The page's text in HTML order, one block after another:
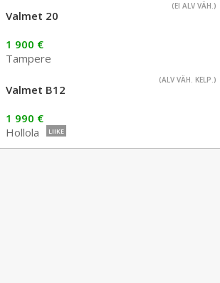
(EI ALV VÄH.)
Valmet 20
1 900 €
Tampere
(ALV VÄH. KELP.)
Valmet B12
1 990 €
Hollola
LIIKE